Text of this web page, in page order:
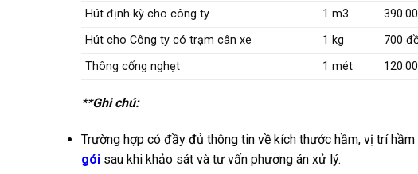
Hút định kỳ cho công ty
1 m3
Hút cho Công ty có trạm cân xe
1 kg
700
Thông cống nghẹt
1 mét
**Ghi chú:
Trường hợp có đầy đủ thông tin về kích thước hầm, vị trí
gói sau khi khảo sát và tư vấn phương án xử lý.